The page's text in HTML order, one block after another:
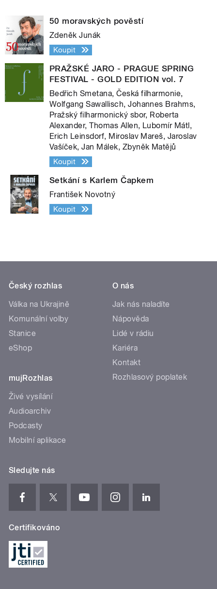
50 moravských pověstí
Zdeněk Junák
Koupit
PRAŽSKÉ JARO - PRAGUE SPRING
FESTIVAL - GOLD EDITION vol. 7
Bedřich Smetana, Česká filharmonie,
Wolfgang Sawallisch, Johannes Brahms,
Pražský filharmonický sbor, Roberta
Alexander, Thomas Allen, Lubomír Mátl,
Erich Leinsdorf, Miroslav Mareš, Jaroslav
Vašíček, Jan Málek, Zbyněk Matějů
Koupit
Setkání s Karlem Čapkem
František Novotný
Koupit
Český rozhlas
Válka na Ukrajině
Komunální volby
Stanice
eShop
mujRozhlas
Živé vysílání
Audioarchiv
Podcasty
Mobilní aplikace
O nás
Jak nás naladíte
Nápověda
Lidé v rádiu
Kariéra
Kontakt
Rozhlasový poplatek
Sledujte nás
Certifikováno